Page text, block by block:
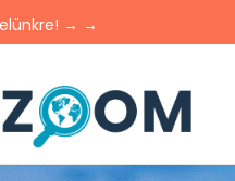
→ →